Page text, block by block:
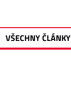
VŠECHNY ČLÁNKY